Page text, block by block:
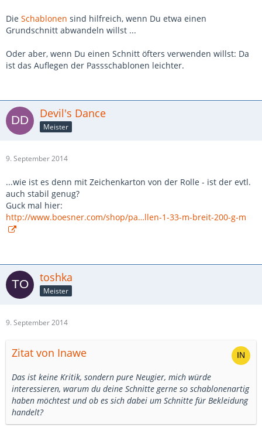
Die Schablonen sind hilfreich, wenn Du etwa einen
Grundschnitt abwandeln willst ...
Oder aber, wenn Du einen Schnitt öfters verwenden willst: Da
ist das Auflegen der Passschablonen leichter.
Devil's Dance
Meister
9. September 2014
...wie ist es denn mit Zeichenkarton von der Rolle - ist der evtl.
auch stabil genug?
Guck mal hier:
http://www.boesner.com/shop/pa…llen-1-33-m-breit-200-g-m
toshka
Meister
9. September 2014
Zitat von Inawe
Das ist keine Kritik, sondern pure Neugier, mich würde
interessieren, warum du deine Schnitte gerne so schablonenartig
haben möchtest und ob es sich dabei um Schnitte für Bekleidung
handelt?